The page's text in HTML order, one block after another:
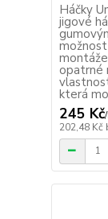
Háčky
jigové
opatrné
která
245 Kč/
202,48 Kč